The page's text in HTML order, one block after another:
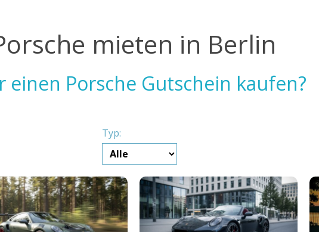
mieten in Berlin
einen Porsche Gutschein kaufen?
Typ: